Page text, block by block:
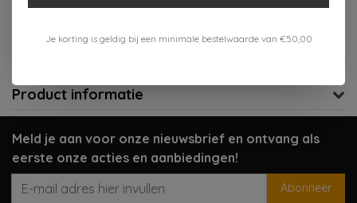
Gratis verzenden vanaf 75,-
Verzenden 1-3 werkdagen
Product informatie
Meld je aan voor onze nieuwsbrief en ontvang als
eerste onze acties en aanbiedingen!
Abonneer
Je korting is geldig bij een minimale bestelwaarde van €50,00